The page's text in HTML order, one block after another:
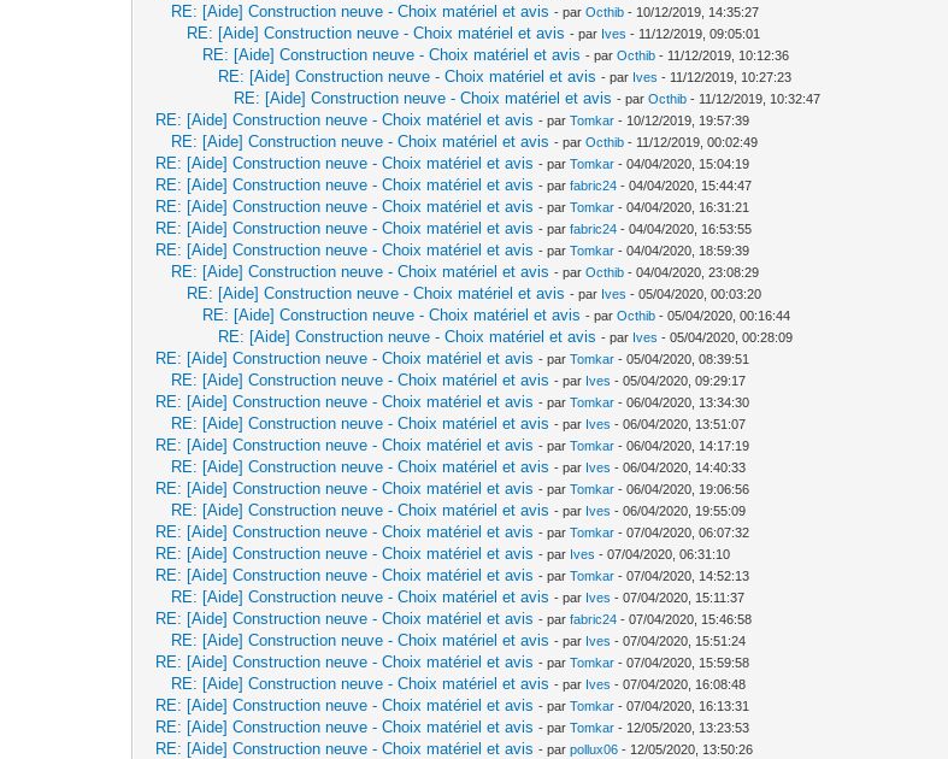
RE: [Aide] Construction neuve - Choix matériel et avis - parOcthib - 10/12/2019, 14:35:27
RE: [Aide] Construction neuve - Choix matériel et avis - par Ives - 11/12/2019, 09:05:01
RE: [Aide] Construction neuve - Choix matériel et avis - parOcthib - 11/12/2019, 10:12:36
RE: [Aide] Construction neuve - Choix matériel et avis - par Ives - 11/12/2019, 10:27:23
RE: [Aide] Construction neuve - Choix matériel et avis - parOcthib - 11/12/2019, 10:32:47
RE: [Aide] Construction neuve - Choix matériel et avis - parTomkar - 10/12/2019, 19:57:39
RE: [Aide] Construction neuve - Choix matériel et avis - parOcthib - 11/12/2019, 00:02:49
RE: [Aide] Construction neuve - Choix matériel et avis - parTomkar - 04/04/2020, 15:04:19
RE: [Aide] Construction neuve - Choix matériel et avis - parfabric24 - 04/04/2020, 15:44:47
RE: [Aide] Construction neuve - Choix matériel et avis - parTomkar - 04/04/2020, 16:31:21
RE: [Aide] Construction neuve - Choix matériel et avis - parfabric24 - 04/04/2020, 16:53:55
RE: [Aide] Construction neuve - Choix matériel et avis - parTomkar - 04/04/2020, 18:59:39
RE: [Aide] Construction neuve - Choix matériel et avis - parOcthib - 04/04/2020, 23:08:29
RE: [Aide] Construction neuve - Choix matériel et avis - par Ives - 05/04/2020, 00:03:20
RE: [Aide] Construction neuve - Choix matériel et avis - parOcthib - 05/04/2020, 00:16:44
RE: [Aide] Construction neuve - Choix matériel et avis - par Ives - 05/04/2020, 00:28:09
RE: [Aide] Construction neuve - Choix matériel et avis - parTomkar - 05/04/2020, 08:39:51
RE: [Aide] Construction neuve - Choix matériel et avis - par Ives - 05/04/2020, 09:29:17
RE: [Aide] Construction neuve - Choix matériel et avis - parTomkar - 06/04/2020, 13:34:30
RE: [Aide] Construction neuve - Choix matériel et avis - par Ives - 06/04/2020, 13:51:07
RE: [Aide] Construction neuve - Choix matériel et avis - parTomkar - 06/04/2020, 14:17:19
RE: [Aide] Construction neuve - Choix matériel et avis - par Ives - 06/04/2020, 14:40:33
RE: [Aide] Construction neuve - Choix matériel et avis - parTomkar - 06/04/2020, 19:06:56
RE: [Aide] Construction neuve - Choix matériel et avis - par Ives - 06/04/2020, 19:55:09
RE: [Aide] Construction neuve - Choix matériel et avis - parTomkar - 07/04/2020, 06:07:32
RE: [Aide] Construction neuve - Choix matériel et avis - par Ives - 07/04/2020, 06:31:10
RE: [Aide] Construction neuve - Choix matériel et avis - parTomkar - 07/04/2020, 14:52:13
RE: [Aide] Construction neuve - Choix matériel et avis - par Ives - 07/04/2020, 15:11:37
RE: [Aide] Construction neuve - Choix matériel et avis - parfabric24 - 07/04/2020, 15:46:58
RE: [Aide] Construction neuve - Choix matériel et avis - par Ives - 07/04/2020, 15:51:24
RE: [Aide] Construction neuve - Choix matériel et avis - parTomkar - 07/04/2020, 15:59:58
RE: [Aide] Construction neuve - Choix matériel et avis - par Ives - 07/04/2020, 16:08:48
RE: [Aide] Construction neuve - Choix matériel et avis - parTomkar - 07/04/2020, 16:13:31
RE: [Aide] Construction neuve - Choix matériel et avis - parTomkar - 12/05/2020, 13:23:53
RE: [Aide] Construction neuve - Choix matériel et avis - parpollux06 - 12/05/2020, 13:50:26